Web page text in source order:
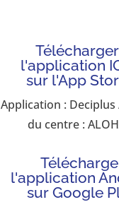
Télécharger
l'application
sur l'App
Application : Deciplus
du centre :
l'application
sur Google